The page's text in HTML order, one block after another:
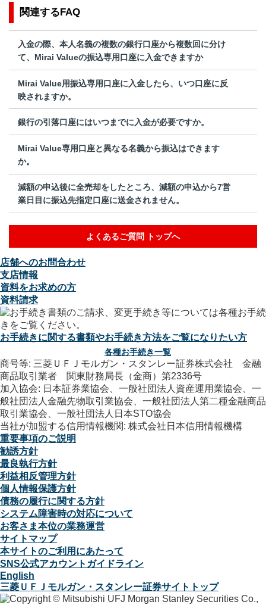
関連するFAQ
入金の際、本人名義の複数の銀行口座から複数回に分け
て、Mirai Valueの振込専用口座に入金できますか
Mirai Value用振込専用口座に入金したら、いつ口座に反
映されますか。
銀行の引落口座にはいつまでに入金が必要ですか。
Mirai Value専用口座と異なる名義から振込はできます
か。
減額の申込後に全売却をしたところ、減額の申込から7営
業日目に振込先指定口座に送金されません。
よくあるご質問 トップへ
店舗へのお問合わせ
支店情報
資料をお求めの方
資料請求
お手続きに関する書類やお手続き方法をご覧になりたい方
各種お手続き一覧
商号等: 三菱ＵＦＪモルガン・スタンレー証券株式会社 金融
商品取引業者 関東財務局長（金商）第2336号
加入協会: 日本証券業協会、一般社団法人資産運用業協会、一
般社団法人金融先物取引業協会、一般社団法人第二種金融商品
取引業協会、一般社団法人日本STO協会
当社が加盟する信用情報機関: 株式会社日本信用情報機構
重要事項のご説明
勧誘方針
最良執行方針
利益相反管理方針
個人情報保護方針
債務の履行に関する方針
システム障害時の対応について
お客さま本位の業務運営
サイトマップ
本サイトのご利用にあたって
SNS公式アカウントガイドライン
English
三菱ＵＦＪモルガン・スタンレー証券サイトトップ